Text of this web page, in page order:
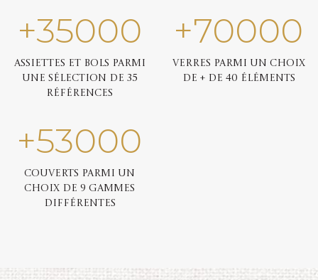
+35000
Assiettes et bols parmi
une sélection de 35
références
+70000
Verres parmi un choix
de + de 40 éléments
+53000
Couverts parmi un
choix de 9 gammes
différentes